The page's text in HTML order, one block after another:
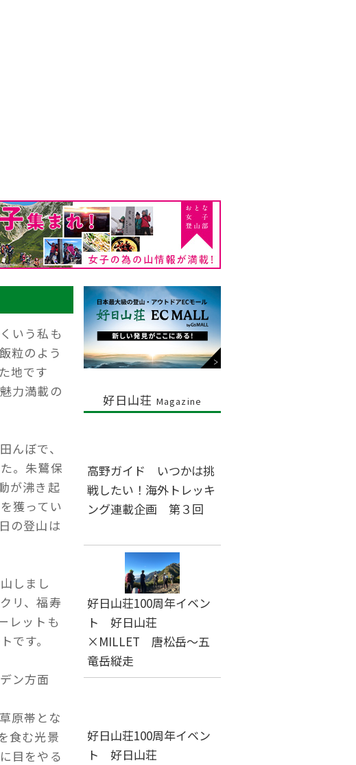
いう私も
粒のよう
地です
力満載の
んぼで、
。朱鷺保
が沸き起
獲ってい
の登山は
しまし
リ、福寿
レットも
です。
ン方面
原帯とな
食む光景
目をやる
好日山荘 Magazine
高野ガイド いつかは挑
戦したい！海外トレッキ
ング連載企画 第３回
好日山荘100周年イベン
ト 好日山荘
×MILLET 唐松岳～五
竜岳縦走
好日山荘100周年イベン
ト 好日山荘